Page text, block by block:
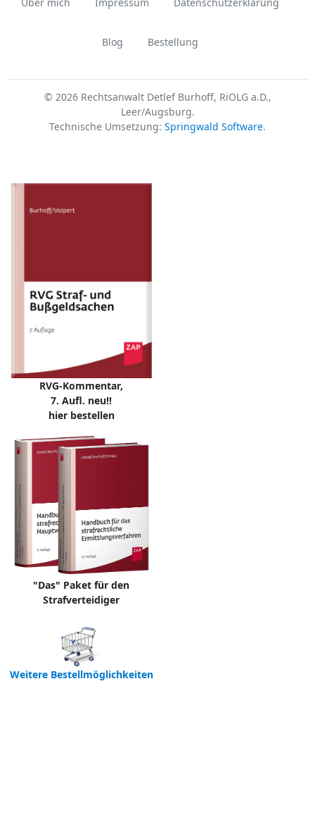
Blog Bestellung
© 2026 Rechtsanwalt Detlef Burhoff, RiOLG a.D.,
Leer/Augsburg.
Technische Umsetzung: Springwald Software.
RVG-Kommentar,
7. Aufl. neu!!
hier bestellen
"Das" Paket für den
Strafverteidiger
Weitere Bestellmöglichkeiten